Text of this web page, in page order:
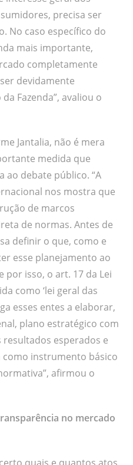
precisa ser
No caso específico do
mais importante,
completamente
devidamente
Fazenda”, avaliou o
Jantalia, não é mera
medida que
ao debate público. “A
nos mostra que
de marcos
de normas. Antes de
definir o que, como e
esse planejamento ao
por isso, o art. 17 da Lei
como ‘lei geral das
esses entes a elaborar,
plano estratégico com
resultados esperados e
como instrumento básico
afirmou o
no mercado